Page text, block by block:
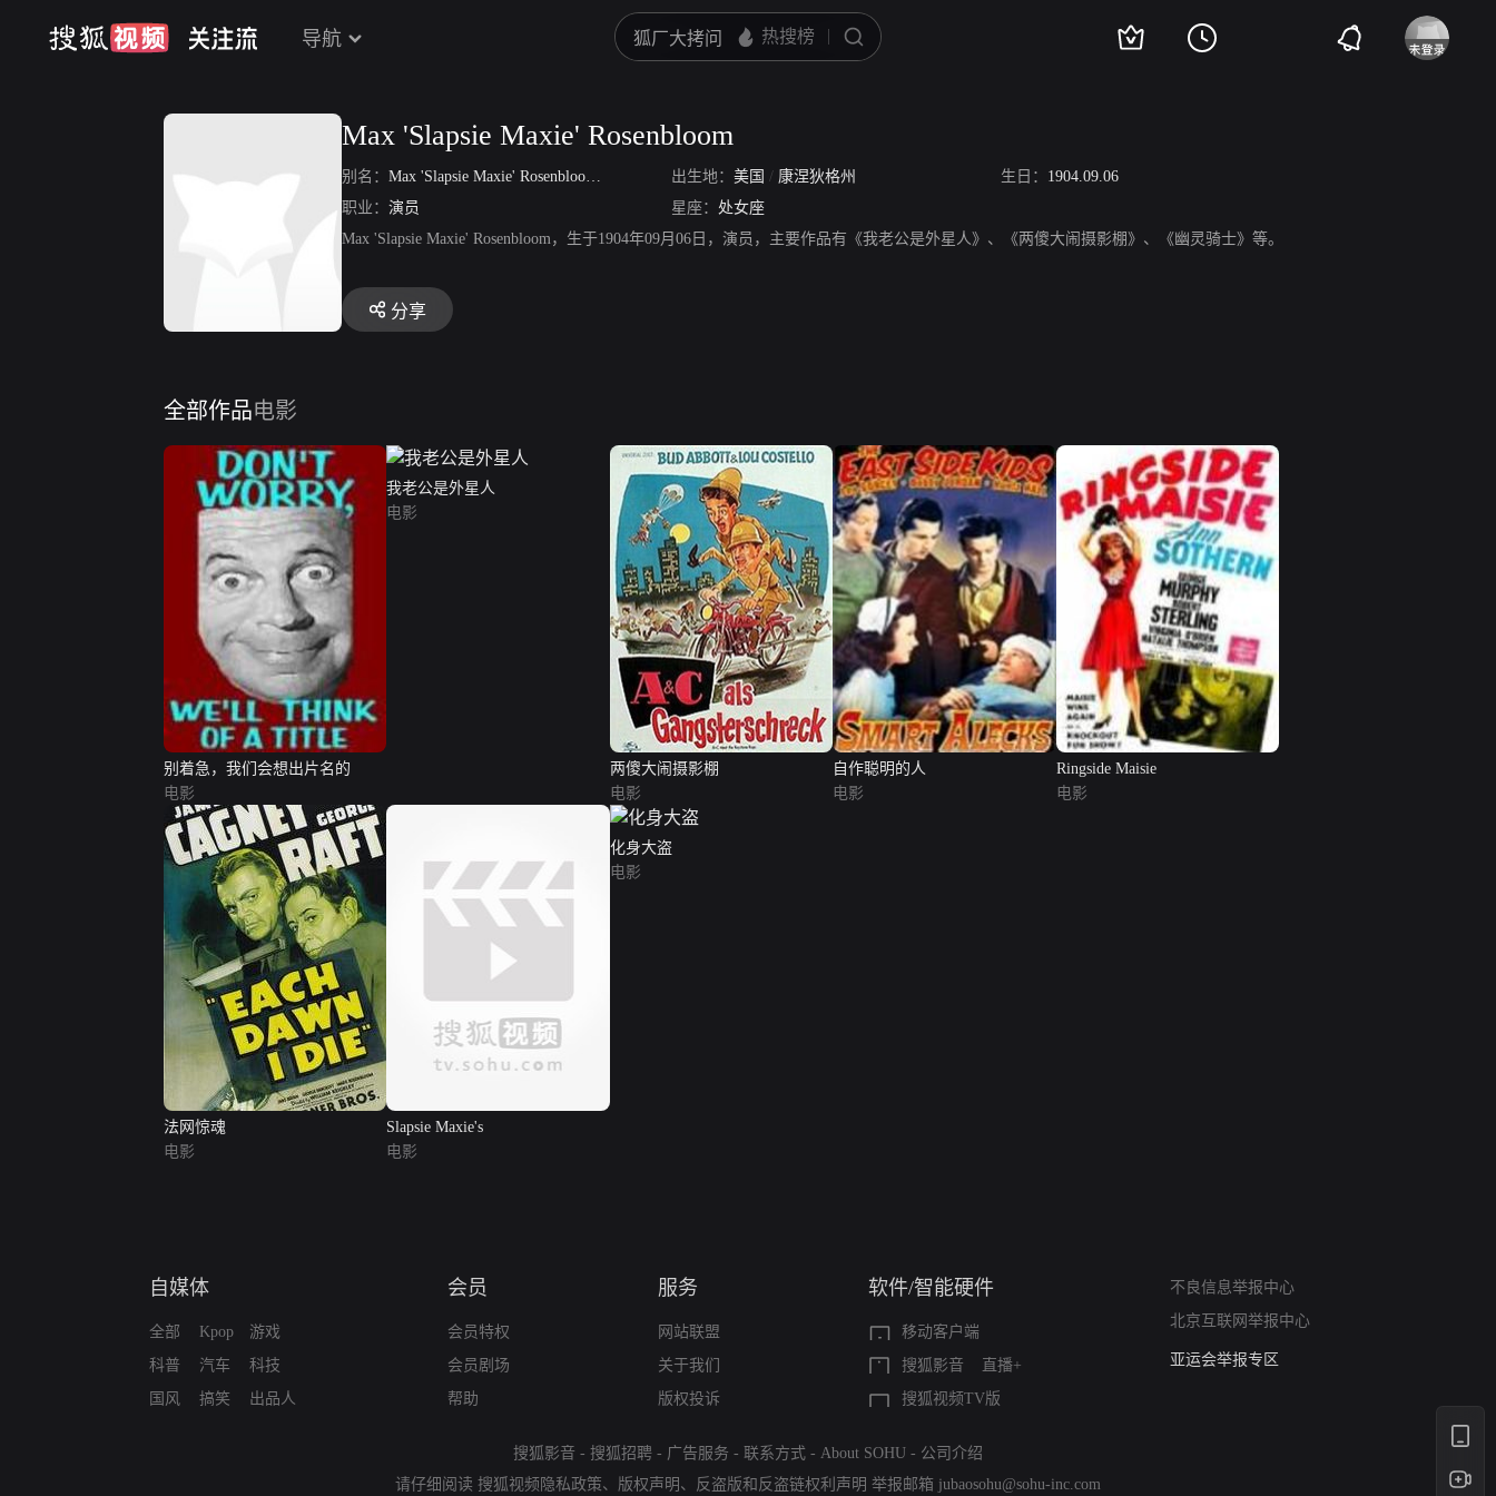
导航
Max 'Slapsie Maxie' Rosenbloom
别名： Max 'Slapsie Maxie' Rosenbloom Max Everitt Rosenbloom
出生地： 美国 / 康涅狄格州 生日： 1904.09.06
职业： 演员 星座： 处女座
Max 'Slapsie Maxie' Rosenbloom，生于1904年09月06日，演员，主要作品有《我老公是外星人》、《两傻大闹摄影棚》、《幽灵骑士》等。
分享
全部作品电影
别着急，我们会想出片名的
电影
我老公是外星人
电影
两傻大闹摄影棚
电影
自作聪明的人
电影
Ringside Maisie
电影
法网惊魂
电影
Slapsie Maxie's
电影
化身大盗
电影
自媒体
全部
科普
国风
Kpop
汽车
搞笑
游戏
科技
出品人
会员
会员特权
会员剧场
帮助
服务
网站联盟
关于我们
版权投诉
软件/智能硬件
移动客户端
搜狐影音
直播+
搜狐视频TV版
不良信息举报中心
北京互联网举报中心
算法推荐专项举报
亚运会举报专区
搜狐影音 - 搜狐招聘 - 广告服务 - 联系方式 - About SOHU - 公司介绍
请仔细阅读 搜狐视频隐私政策、 版权声明 、 反盗版和反盗链权利声明 举报邮箱 jubaosohu@sohu-inc.com